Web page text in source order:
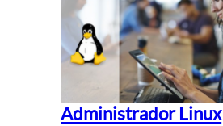
Administrador Linux